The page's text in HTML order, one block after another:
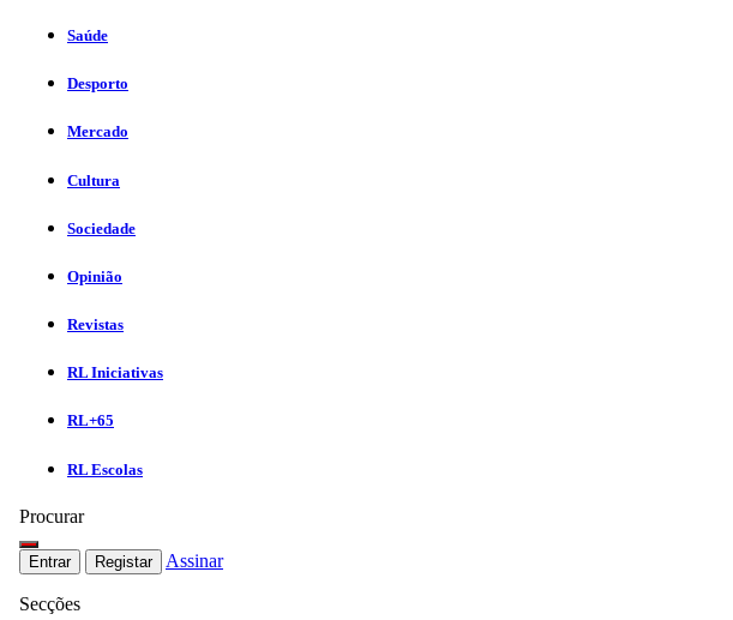
Saúde
Desporto
Mercado
Cultura
Sociedade
Opinião
Revistas
RL Iniciativas
RL+65
RL Escolas
Procurar
Entrar Registar Assinar
Secções